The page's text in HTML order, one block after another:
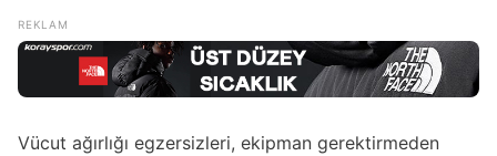
Vücut ağırlığı egzersizleri, ekipman gerektirmeden